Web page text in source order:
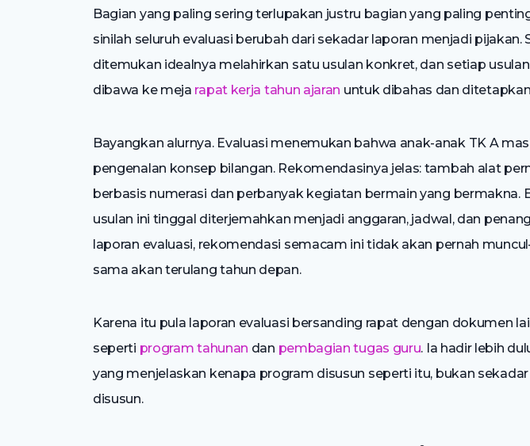
Bagian yang paling sering terlupakan justru bagian yang paling
sinilah seluruh evaluasi berubah dari sekadar laporan menjadi pijakan.
ditemukan idealnya melahirkan satu usulan konkret, dan setiap
dibawa ke meja rapat kerja tahun ajaran untuk dibahas dan
Bayangkan alurnya. Evaluasi menemukan bahwa anak-anak TK A
pengenalan konsep bilangan. Rekomendasinya jelas: tambah alat
berbasis numerasi dan perbanyak kegiatan bermain yang bermakna.
usulan ini tinggal diterjemahkan menjadi anggaran, jadwal, dan
laporan evaluasi, rekomendasi semacam ini tidak akan pernah
sama akan terulang tahun depan.
Karena itu pula laporan evaluasi bersanding rapat dengan dokumen
seperti program tahunan dan pembagian tugas guru. Ia hadir lebih
yang menjelaskan kenapa program disusun seperti itu, bukan
disusun.